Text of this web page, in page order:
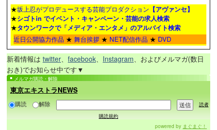
★坂上忍がプロデュースする芸能プロダクション 【アヴァンセ】
★シゴトin でイベント・キャンペーン・芸能の求人検索
★タウンワークで「メディア・エンタメ」のアルバイト検索
近日公開協力作品 ★ 舞台挨拶 ★ NET配信作品 ★ DVD
新着情報は twitter、 facebook、 Instagram、およびメルマガ(数日
おき)でお知らせ中です▼
メルマガ購読・解除
東京エキストラNEWS
購読 解除
読者
購読規約
powered by まぐまぐ！